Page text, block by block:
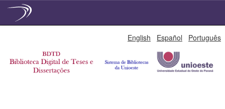
English Español Português